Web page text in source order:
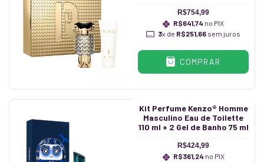
R$754,99
R$641,74 no PIX
3x de R$251,66sem juros
COMPRAR
Kit Perfume Kenzo® Homme
Masculino Eau de Toilette
110 ml + 2 Gel de Banho 75 ml
R$424,99
R$361,24 no PIX